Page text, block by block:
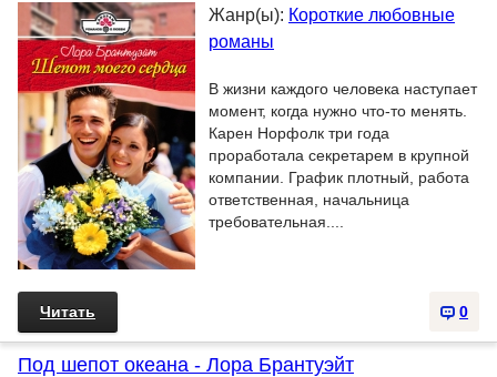
Жанр(ы): Короткие любовные
романы
В жизни каждого человека наступает
момент, когда нужно что-то менять.
Карен Норфолк три года
проработала секретарем в крупной
компании. График плотный, работа
ответственная, начальница
требовательная....
0
Читать
Под шепот океана - Лора Брантуэйт